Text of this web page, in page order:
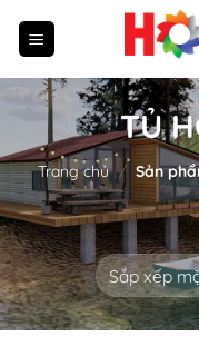
TỦ
Trang chủ / Sản